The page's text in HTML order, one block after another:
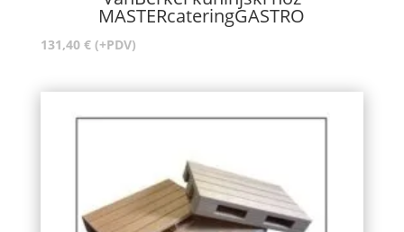
MASTERcateringGASTRO
131,40 € (+PDV)